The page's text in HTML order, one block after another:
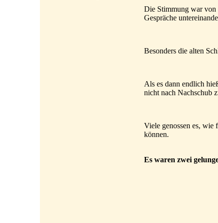
Die Stimmung war von
Gespräche
Besonders die alten
Als es dann endlich
nicht nach Nachschub
Viele genossen es, wie
können.
Es waren zwei